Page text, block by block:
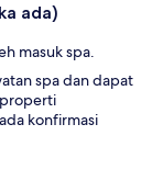
ada)
masuk spa.
spa dan dapat
konfirmasi